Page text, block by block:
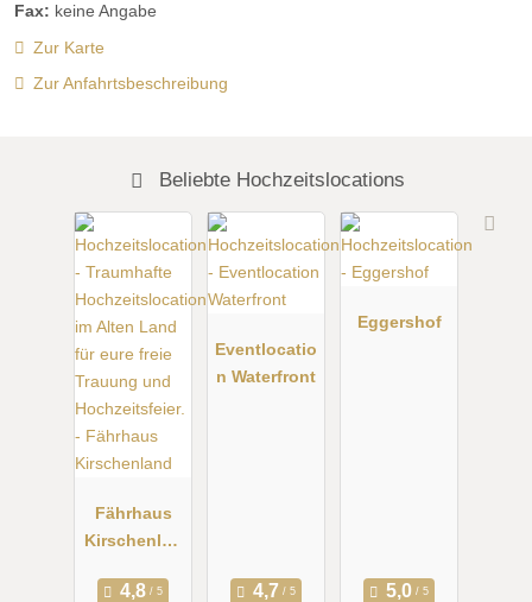
Fax: keine Angabe
Zur Karte
Zur Anfahrtsbeschreibung
Beliebte Hochzeitslocations
Fährhaus
Kirschenlan
Eventlocatio
n Waterfront
Eggershof